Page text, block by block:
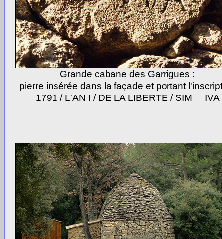
Grande cabane des Garrigues :
pierre insérée dans la façade et portant
1791 / L'AN I / DE LA LIBERTE / SIM IVA